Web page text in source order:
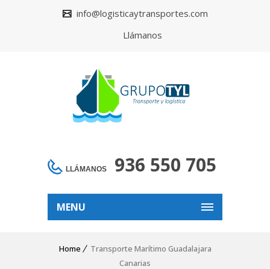
info@logisticaytransportes.com
Llámanos
LLÁMANOS 936 550 705
MENU
Home
Transporte Marítimo Guadalajara
Canarias